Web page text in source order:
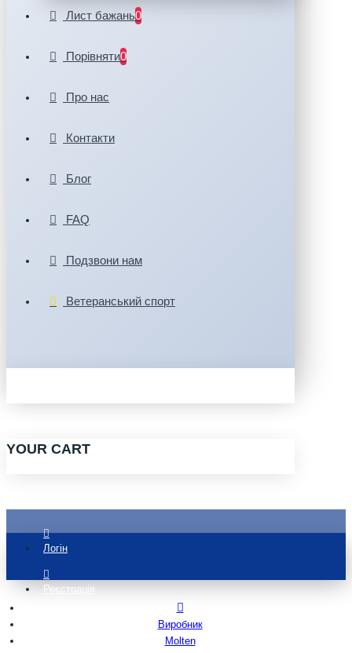
Лист бажань0
Порівняти0
Про нас
Контакти
Блог
FAQ
Подзвони нам
Ветеранський спорт
YOUR CART
Логін
Реєстрація
Виробник
Molten